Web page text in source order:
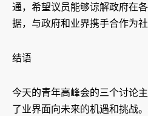
通，希望议员能够谅解政府在
据，与政府和业界携手合作为社
结语
今天的青年高峰会的三个讨论
了业界面向未来的机遇和挑战